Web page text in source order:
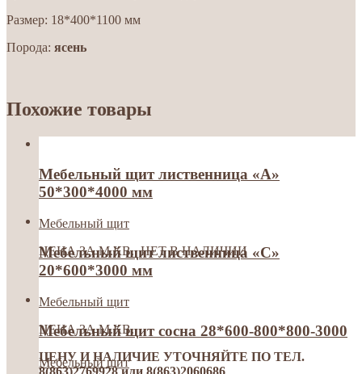
Размер: 18*400*1100 мм
Порода: ясень
Похожие товары
Мебельный щит лиственница «А»
50*300*4000 мм
Мебельный щит
ЦЕНА ЗА М.КВ. НЕТ В НАЛИЧИИ
Мебельный щит лиственница «С»
20*600*3000 мм
Мебельный щит
ЦЕНА ЗА М.КВ.
ЦЕНУ И НАЛИЧИЕ УТОЧНЯЙТЕ ПО ТЕЛ.
8(863)2769928 или 8(863)2060686
Мебельный щит сосна 28*600-800*800-3000
Мебельный щит